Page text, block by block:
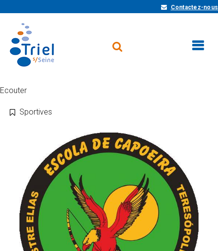
Contactez-nous
Ecouter
Sportives